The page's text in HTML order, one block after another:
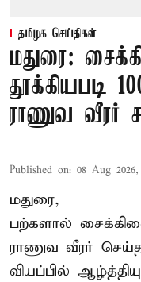
தமிழக செய்திகள்
மதுரை:
தூக்கியபடி
ராணுவ வீரர்
Published on: 08 Aug
மதுரை,
பற்களால்
ராணுவ வீரர்
வியப்பில்